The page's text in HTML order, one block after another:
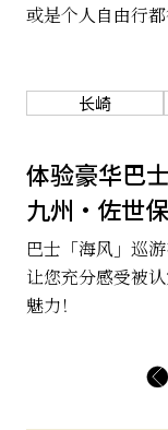
或是个人自由行
长崎
体验豪华巴
九州・佐世
巴士「海风」巡
让您充分感受被
魅力！